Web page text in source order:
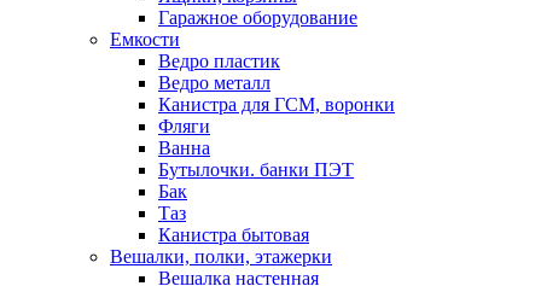
Гаражное оборудование
Емкости
Ведро пластик
Ведро металл
Канистра для ГСМ, воронки
Фляги
Ванна
Бутылочки. банки ПЭТ
Бак
Таз
Канистра бытовая
Вешалки, полки, этажерки
Вешалка настенная